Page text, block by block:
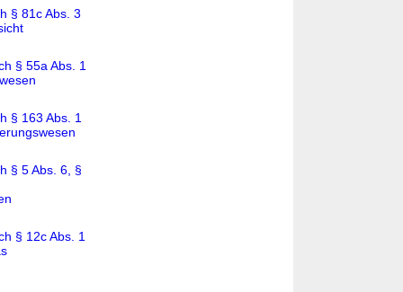
§ 81c Abs. 3
§ 55a Abs. 1
§ 163 Abs. 1
§ 5 Abs. 6, §
§ 12c Abs. 1